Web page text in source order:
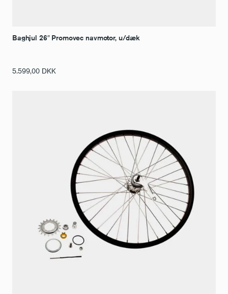
Baghjul 26″ Promovec navmotor, u/dæk
5.599,00 DKK